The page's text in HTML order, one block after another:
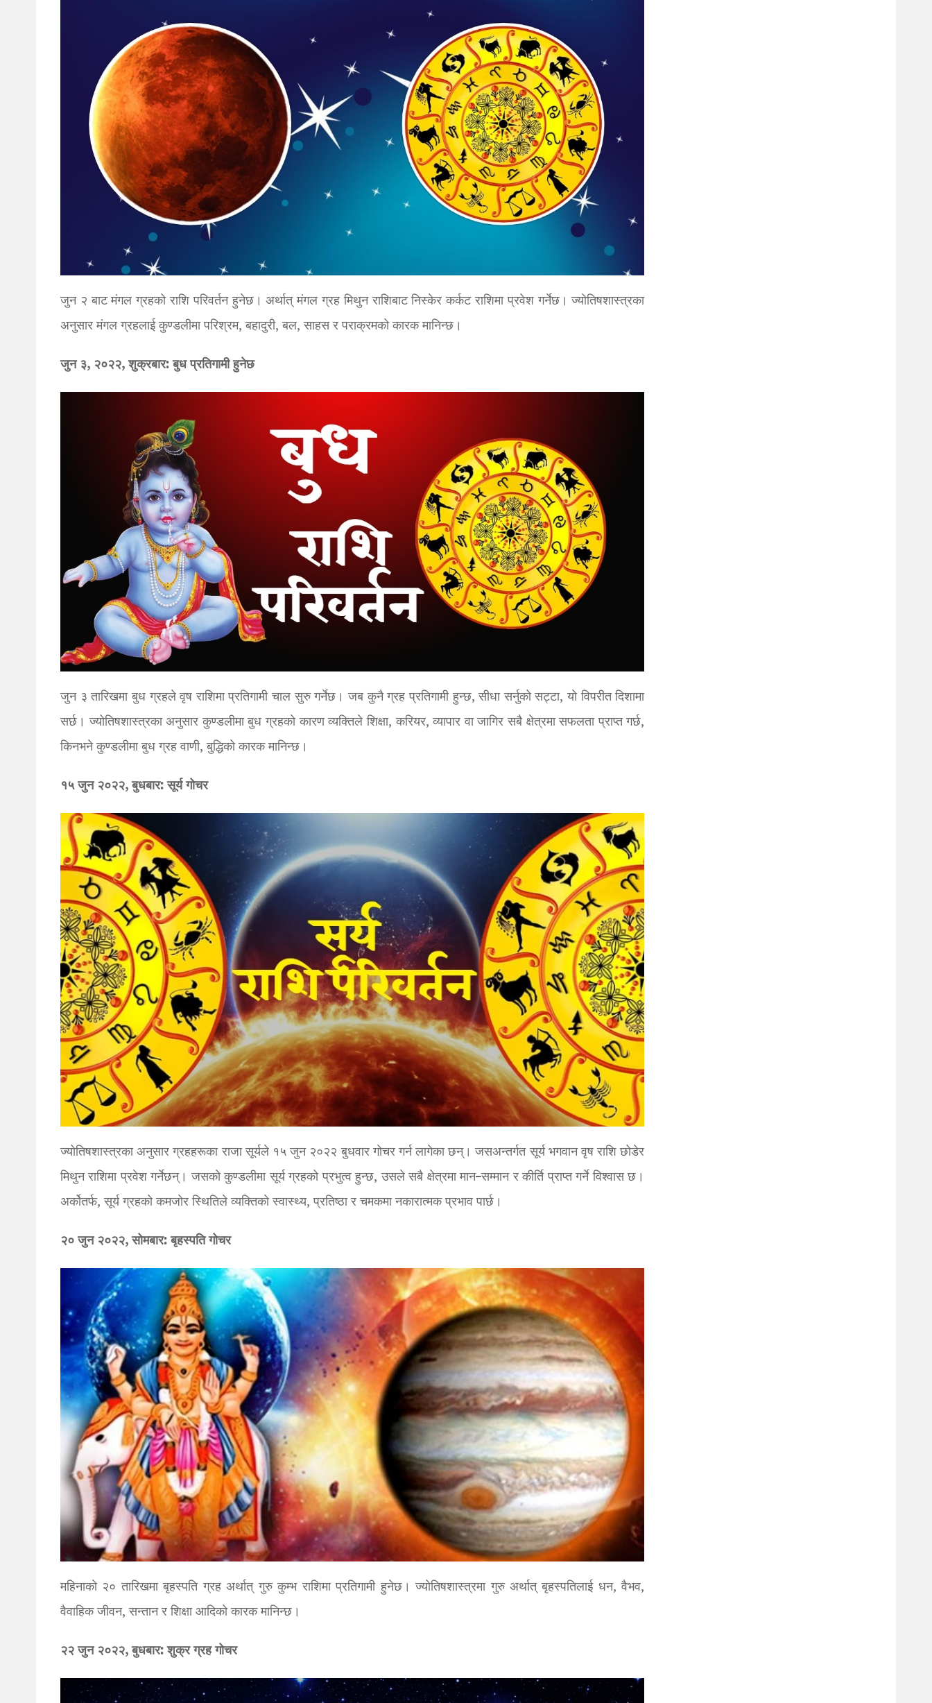
जुन २ बाट मंगल ग्रहको राशि परिवर्तन हुनेछ। अर्थात् मंगल ग्रह मिथुन राशिबाट निस्केर कर्कट राशिमा प्रवेश गर्नेछ। ज्योतिषशास्त्रका
अनुसार मंगल ग्रहलाई कुण्डलीमा परिश्रम, बहादुरी, बल, साहस र पराक्रमको कारक मानिन्छ।
जुन ३, २०२२, शुक्रबार: बुध प्रतिगामी हुनेछ
जुन ३ तारिखमा बुध ग्रहले वृष राशिमा प्रतिगामी चाल सुरु गर्नेछ। जब कुनै ग्रह प्रतिगामी हुन्छ, सीधा सर्नुको सट्टा, यो विपरीत दिशामा
सर्छ। ज्योतिषशास्त्रका अनुसार कुण्डलीमा बुध ग्रहको कारण व्यक्तिले शिक्षा, करियर, व्यापार वा जागिर सबै क्षेत्रमा सफलता प्राप्त गर्छ,
किनभने कुण्डलीमा बुध ग्रह वाणी, बुद्धिको कारक मानिन्छ।
१५ जुन २०२२, बुधबार: सूर्य गोचर
ज्योतिषशास्त्रका अनुसार ग्रहहरूका राजा सूर्यले १५ जुन २०२२ बुधवार गोचर गर्न लागेका छन्। जसअन्तर्गत सूर्य भगवान वृष राशि छोडेर
मिथुन राशिमा प्रवेश गर्नेछन्। जसको कुण्डलीमा सूर्य ग्रहको प्रभुत्व हुन्छ, उसले सबै क्षेत्रमा मान–सम्मान र कीर्ति प्राप्त गर्ने विश्वास छ।
अर्कोतर्फ, सूर्य ग्रहको कमजोर स्थितिले व्यक्तिको स्वास्थ्य, प्रतिष्ठा र चमकमा नकारात्मक प्रभाव पार्छ।
२० जुन २०२२, सोमबार: बृहस्पति गोचर
महिनाको २० तारिखमा बृहस्पति ग्रह अर्थात् गुरु कुम्भ राशिमा प्रतिगामी हुनेछ। ज्योतिषशास्त्रमा गुरु अर्थात् बृहस्पतिलाई धन, वैभव,
वैवाहिक जीवन, सन्तान र शिक्षा आदिको कारक मानिन्छ।
२२ जुन २०२२, बुधबार: शुक्र ग्रह गोचर